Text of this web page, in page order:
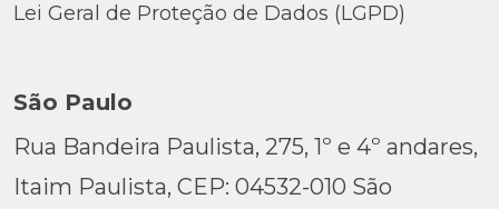
Lei Geral de Proteção de Dados (LGPD)
São Paulo
Rua Bandeira Paulista, 275, 1º e 4º andares,
Itaim Paulista, CEP: 04532-010 São